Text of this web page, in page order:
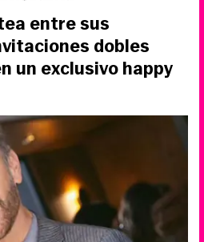
entre sus
dobles
un exclusivo happy